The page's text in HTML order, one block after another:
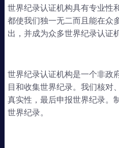
世界纪录认证机构具有专业性
都使我们独一无二而且能在众
出，并成为众多世界纪录认证
世界纪录认证机构是一个非政
目和收集世界纪录。我们核对
真实性，最后申报世界纪录。
世界纪录。